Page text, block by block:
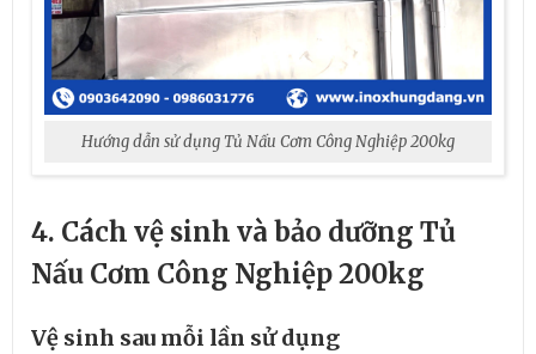
Hướng dẫn sử dụng Tủ Nấu Cơm Công Nghiệp 200kg
4. Cách vệ sinh và bảo dưỡng Tủ
Nấu Cơm Công Nghiệp 200kg
Vệ sinh sau mỗi lần sử dụng